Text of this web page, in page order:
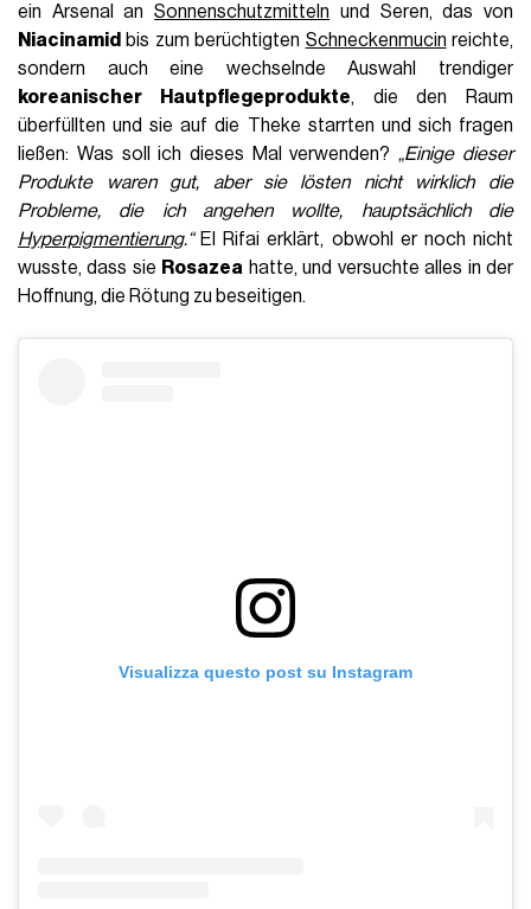
ein Arsenal anSonnenschutzmitteln und Seren, das von
Niacinamid bis zum berüchtigten Schneckenmucin reichte,
sondern auch eine wechselnde Auswahl trendiger
koreanischer Hautpflegeprodukte, die den Raum
überfüllten und sie auf die Theke starrten und sich fragen
ließen: Was soll ich dieses Mal verwenden? „Einige dieser
Produkte waren gut, aber sie lösten nicht wirklich die
Probleme, die ich angehen wollte, hauptsächlich die
Hyperpigmentierung.“El Rifai erklärt, obwohl er noch nicht
wusste, dass sie Rosazea hatte, und versuchte alles in der
Hoffnung, die Rötung zu beseitigen.
Visualizza questo post su Instagram